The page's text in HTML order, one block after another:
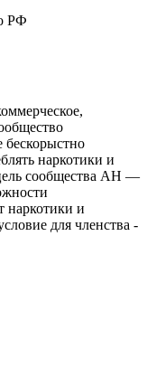
РФ
наркотики и
сообщества АН —
наркотики и
для членства -